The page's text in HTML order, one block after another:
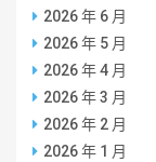
2026 年 6 月
2026 年 5 月
2026 年 4 月
2026 年 3 月
2026 年 2 月
2026 年 1 月